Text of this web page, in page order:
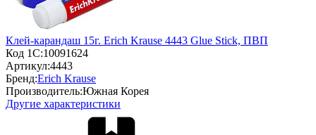
Клей-карандаш 15г. Erich Krause 4443 Glue Stick, ПВП
Код 1С:10091624
Артикул:4443
Бренд:Erich Krause
Производитель:Южная Корея
Другие характеристики